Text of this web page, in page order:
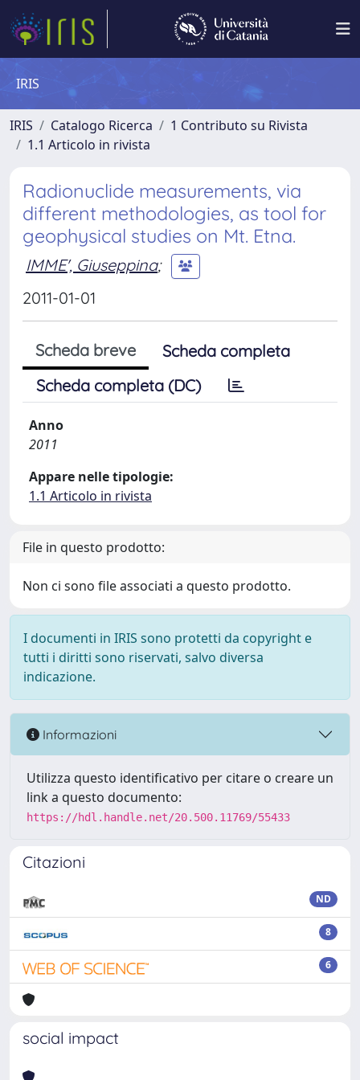
IRIS
IRIS Catalogo Ricerca
1 Contributo su Rivista
1.1 Articolo in rivista
Radionuclide measurements, via
different methodologies, as tool for
geophysical studies on Mt. Etna.
IMME', Giuseppina;
2011-01-01
Scheda breve
Scheda completa
Scheda completa (DC)
Anno
2011
Appare nelle tipologie:
1.1 Articolo in rivista
File in questo prodotto:
Non ci sono file associati a questo prodotto.
I documenti in IRIS sono protetti da copyright e
tutti i diritti sono riservati, salvo diversa
indicazione.
Informazioni
Utilizza questo identificativo per citare o creare un
link a questo documento:
https://hdl.handle.net/20.500.11769/55433
Citazioni
ND
8
6
social impact